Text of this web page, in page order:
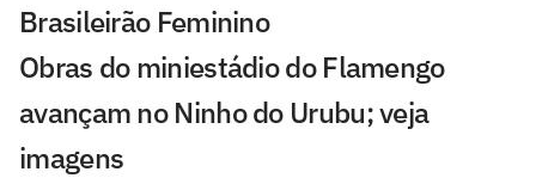
Brasileirão Feminino
Obras do miniestádio do Flamengo
avançam no Ninho do Urubu; veja
imagens